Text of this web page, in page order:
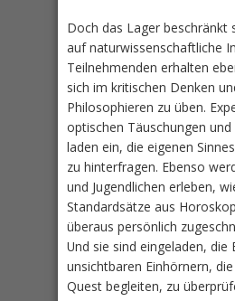
Doch das Lager beschränkt
auf naturwissenschaftliche
Teilnehmenden erhalten
sich im kritischen Denken
Philosophieren zu üben.
optischen Täuschungen
laden ein, die eigenen
zu hinterfragen. Ebenso
und Jugendlichen erleben,
Standardsätze aus
überaus persönlich
Und sie sind eingeladen, die
unsichtbaren Einhörnern,
Quest begleiten, zu